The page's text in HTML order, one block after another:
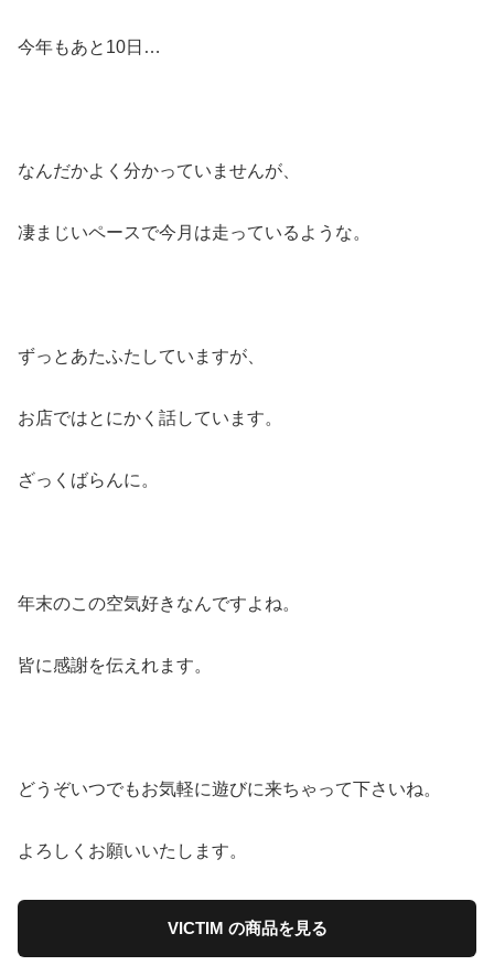
今年もあと10日…
なんだかよく分かっていませんが、
凄まじいペースで今月は走っているような。
ずっとあたふたしていますが、
お店ではとにかく話しています。
ざっくばらんに。
年末のこの空気好きなんですよね。
皆に感謝を伝えれます。
どうぞいつでもお気軽に遊びに来ちゃって下さいね。
よろしくお願いいたします。
VICTIM の商品を見る